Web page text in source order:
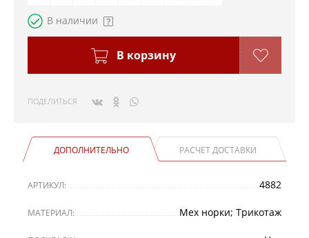
В наличии
В корзину
ПОДЕЛИТЬСЯ
ДОПОЛНИТЕЛЬНО РАСЧЕТ ДОСТАВКИ
АРТИКУЛ: 4882
МАТЕРИАЛ: Мех норки; Трикотаж